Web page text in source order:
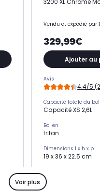
3200 XL Chrome
Vendu et expédié par
329,99€
Ajouter au
Avis
4.4/5
Capacité totale du
Capacité XS 2,6L
Bol en
tritan
Dimensions l x h x p
19 x 36 x 22.5 cm
6,70 Kg
Voir plus